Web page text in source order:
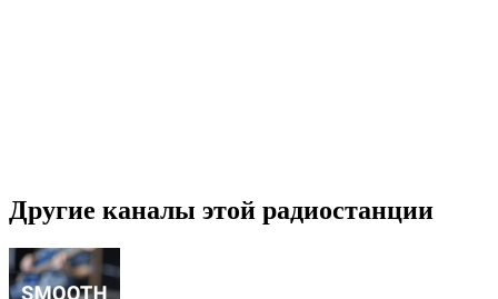
Другие каналы этой радиостанции